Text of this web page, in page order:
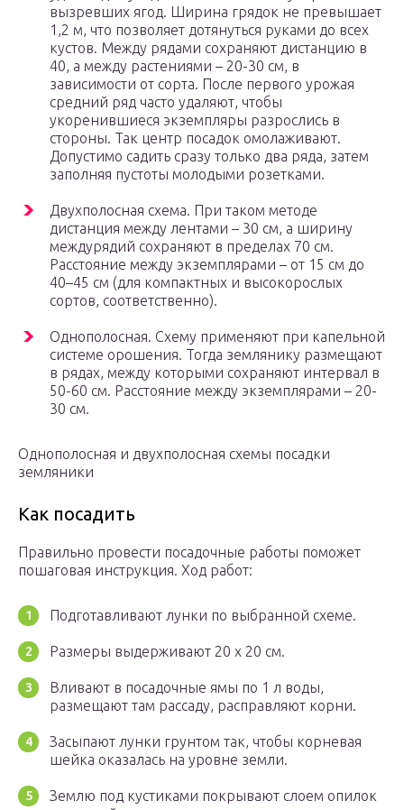
вызревших ягод. Ширина грядок не превышает
1,2 м, что позволяет дотянуться руками до всех
кустов. Между рядами сохраняют дистанцию в
40, а между растениями – 20-30 см, в
зависимости от сорта. После первого урожая
средний ряд часто удаляют, чтобы
укоренившиеся экземпляры разрослись в
стороны. Так центр посадок омолаживают.
Допустимо садить сразу только два ряда, затем
заполняя пустоты молодыми розетками.
Двухполосная схема. При таком методе
дистанция между лентами – 30 см, а ширину
междурядий сохраняют в пределах 70 см.
Расстояние между экземплярами – от 15 см до
40–45 см (для компактных и высокорослых
сортов, соответственно).
Однополосная. Схему применяют при капельной
системе орошения. Тогда землянику размещают
в рядах, между которыми сохраняют интервал в
50-60 см. Расстояние между экземплярами – 20-
30 см.
Однополосная и двухполосная схемы посадки
земляники
Как посадить
Правильно провести посадочные работы поможет
пошаговая инструкция. Ход работ:
Подготавливают лунки по выбранной схеме.
Размеры выдерживают 20 х 20 см.
Вливают в посадочные ямы по 1 л воды,
размещают там рассаду, расправляют корни.
Засыпают лунки грунтом так, чтобы корневая
шейка оказалась на уровне земли.
Землю под кустиками покрывают слоем опилок